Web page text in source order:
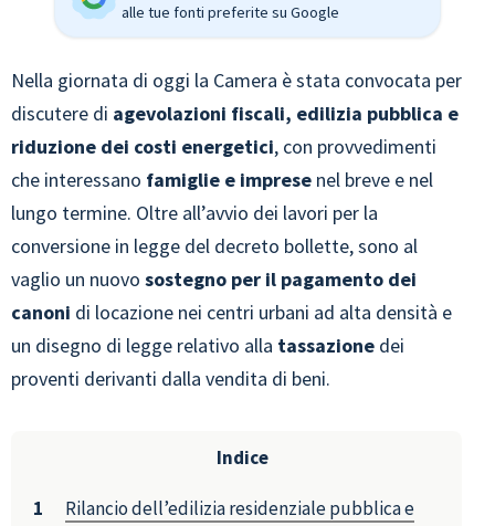
alle tue fonti preferite su Google
Nella giornata di oggi la Camera è stata convocata per
discutere di agevolazioni fiscali, edilizia pubblica e
riduzione dei costi energetici, con provvedimenti
che interessano famiglie e imprese nel breve e nel
lungo termine. Oltre all’avvio dei lavori per la
conversione in legge del decreto bollette, sono al
vaglio un nuovo sostegno per il pagamento dei
canoni di locazione nei centri urbani ad alta densità e
un disegno di legge relativo alla tassazione dei
proventi derivanti dalla vendita di beni.
Indice
Rilancio dell’edilizia residenziale pubblica e